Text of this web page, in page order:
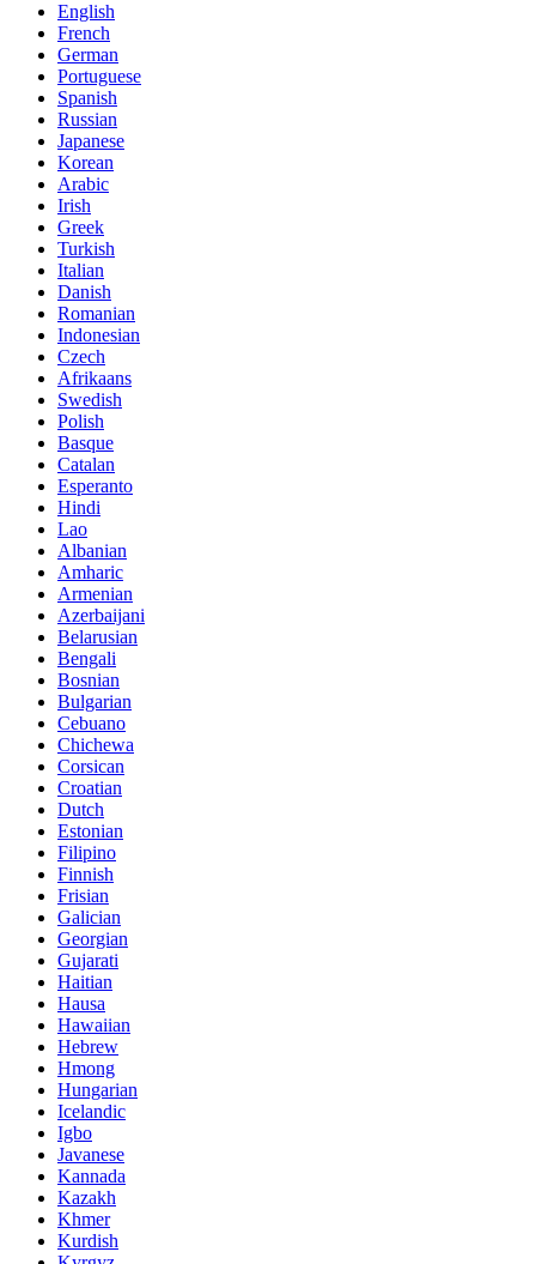
English
French
German
Portuguese
Spanish
Russian
Japanese
Korean
Arabic
Irish
Greek
Turkish
Italian
Danish
Romanian
Indonesian
Czech
Afrikaans
Swedish
Polish
Basque
Catalan
Esperanto
Hindi
Lao
Albanian
Amharic
Armenian
Azerbaijani
Belarusian
Bengali
Bosnian
Bulgarian
Cebuano
Chichewa
Corsican
Croatian
Dutch
Estonian
Filipino
Finnish
Frisian
Galician
Georgian
Gujarati
Haitian
Hausa
Hawaiian
Hebrew
Hmong
Hungarian
Icelandic
Igbo
Javanese
Kannada
Kazakh
Khmer
Kurdish